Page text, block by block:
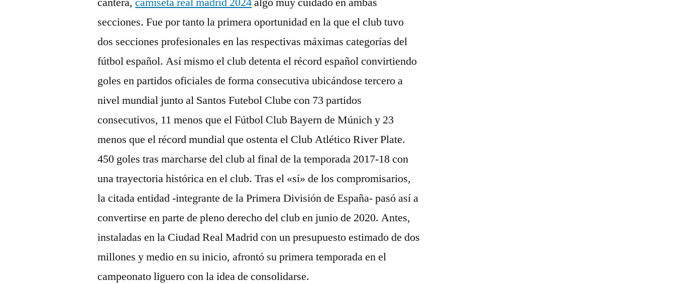
secciones. Fue por tanto la primera oportunidad en la que el club tuvo
dos secciones profesionales en las respectivas máximas categorías del
fútbol español. Así mismo el club detenta el récord español convirtiendo
goles en partidos oficiales de forma consecutiva ubicándose tercero a
nivel mundial junto al Santos Futebol Clube con 73 partidos
consecutivos, 11 menos que el Fútbol Club Bayern de Múnich y 23
menos que el récord mundial que ostenta el Club Atlético River Plate.
450 goles tras marcharse del club al final de la temporada 2017-18 con
una trayectoria histórica en el club. Tras el «sí» de los compromisarios,
la citada entidad -integrante de la Primera División de España- pasó así a
convertirse en parte de pleno derecho del club en junio de 2020. Antes,
instaladas en la Ciudad Real Madrid con un presupuesto estimado de dos
millones y medio en su inicio, afrontó su primera temporada en el
campeonato liguero con la idea de consolidarse.